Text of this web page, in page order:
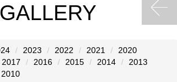
2023 2022 2021
2020
2017 2016 2015 2014
2013
2010